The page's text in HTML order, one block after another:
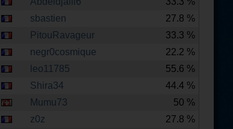
sbastien
27.8 %
PitouRavageur
33.3 %
negr0cosmique
22.2 %
leo11785
55.6 %
Shira34
44.4 %
Mumu73
50 %
z0z
27.8 %